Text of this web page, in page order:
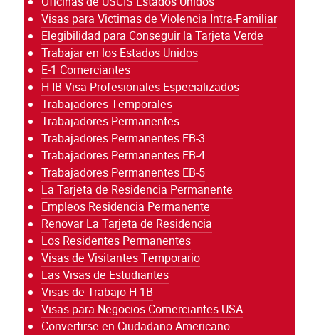
Visas para Victimas de Violencia Intra-Familiar
Elegibilidad para Conseguir la Tarjeta Verde
Trabajar en los Estados Unidos
E-1 Comerciantes
H-IB Visa Profesionales Especializados
Trabajadores Temporales
Trabajadores Permanentes
Trabajadores Permanentes EB-3
Trabajadores Permanentes EB-4
Trabajadores Permanentes EB-5
La Tarjeta de Residencia Permanente
Empleos Residencia Permanente
Renovar La Tarjeta de Residencia
Los Residentes Permanentes
Visas de Visitantes Temporario
Las Visas de Estudiantes
Visas de Trabajo H-1B
Visas para Negocios Comerciantes USA
Convertirse en Ciudadano Americano